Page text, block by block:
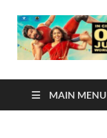
MAIN MENU